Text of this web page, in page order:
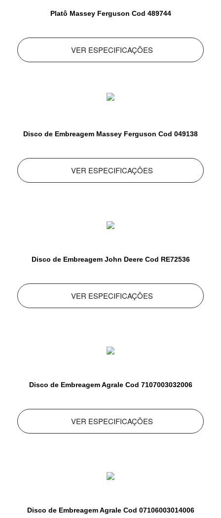
Platô Massey Ferguson Cod 489744
VER ESPECIFICAÇÕES
Disco de Embreagem Massey Ferguson Cod 049138
VER ESPECIFICAÇÕES
Disco de Embreagem John Deere Cod RE72536
VER ESPECIFICAÇÕES
Disco de Embreagem Agrale Cod 7107003032006
VER ESPECIFICAÇÕES
Disco de Embreagem Agrale Cod 07106003014006